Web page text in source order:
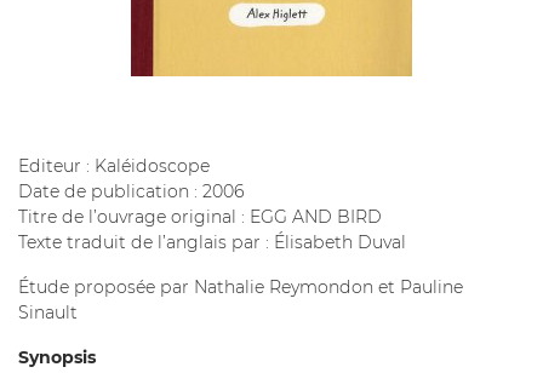
Editeur : Kaléidoscope
Date de publication : 2006
Titre de l’ouvrage original : EGG AND BIRD
Texte traduit de l’anglais par : Élisabeth Duval
Étude proposée par Nathalie Reymondon et Pauline
Sinault
Synopsis